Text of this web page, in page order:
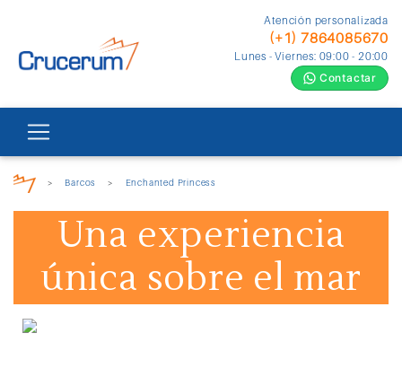
Atención personalizada
(+1) 7864085670
Lunes - Viernes: 09:00 - 20:00
Contactar
> Barcos > Enchanted Princess
Una experiencia
única sobre el mar